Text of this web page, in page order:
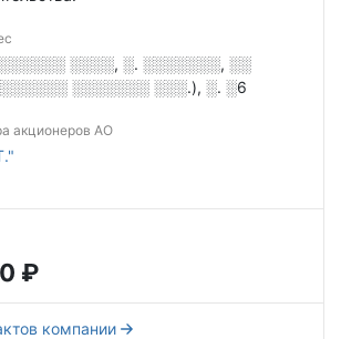
░░░░, ░. ░░░░░░░, ░░
░░░░░░░ ░░░.), ░. ░6
акционеров АО
₽
компании